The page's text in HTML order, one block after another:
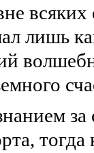
лишь
за